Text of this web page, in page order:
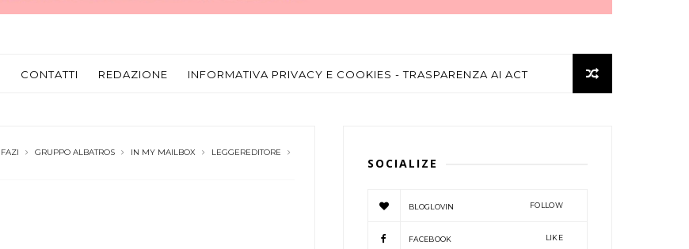
CONTATTI REDAZIONE INFORMATIVA PRIVACY E COOKIES - TRASPARENZA AI ACT
FAZI GRUPPO ALBATROS IN MY MAILBOX
LEGGEREDITORE
SOCIALIZE
BLOGLOVIN FOLLOW
FACEBOOK LIKE